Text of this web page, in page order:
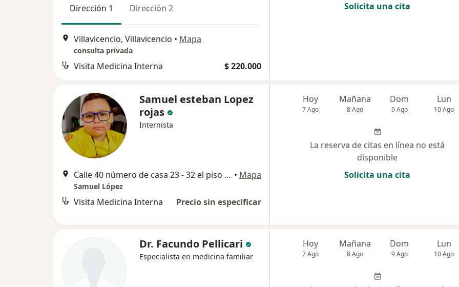
Dirección 1 Dirección 2
Villavicencio, Villavicencio • Mapa
consulta privada
Visita Medicina Interna $ 220.000
Solicita una cita
Samuel esteban Lopez
rojas
Internista
Calle 40 número de casa 23 - 32 el piso 5, Villavicencio • Mapa
Samuel López
Visita Medicina Interna Precio sin especificar
Hoy
7 Ago
Mañana
8 Ago
Dom
9 Ago
Lun
10 Ago
La reserva de citas en línea no está
disponible
Solicita una cita
Dr. Facundo Pellicari
Especialista en medicina familiar
Hoy
7 Ago
Mañana
8 Ago
Dom
9 Ago
Lun
10 Ago